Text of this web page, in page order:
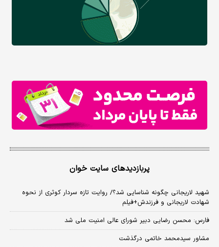
پربازدیدهای سایت خوان
شهید لاریجانی چگونه شناسایی شد؟/ روایت تازه سردار کوثری از نحوه
شهادت لاریجانی و فرزندش+فیلم
فارس: محسن رضایی دبیر شورای عالی امنیت ملی شد
مشاور سیدمحمد خاتمی درگذشت